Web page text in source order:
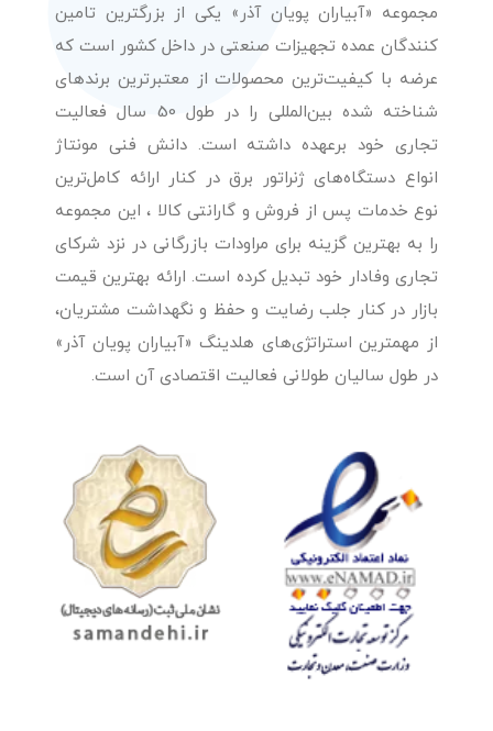
مجموعه «آبیاران پویان آذر» یکی از بزرگترین تامین
کنندگان عمده تجهیزات صنعتی در داخل کشور است که
عرضه با کیفیت‌ترین محصولات از معتبرترین برندهای
شناخته شده بین‌المللی را در طول 50 سال فعالیت
تجاری خود برعهده داشته است. دانش فنی مونتاژ
انواع دستگاه‌های ژنراتور برق در کنار ارائه کامل‌ترین
نوع خدمات پس از فروش و گارانتی کالا ، این مجموعه
را به بهترین گزینه برای مراودات بازرگانی در نزد شرکای
تجاری وفادار خود تبدیل کرده است. ارائه بهترین قیمت
بازار در کنار جلب رضایت و حفظ و نگهداشت مشتریان،
از مهمترین استراتژی‌های هلدینگ «آبیاران پویان آذر»
در طول سالیان طولانی فعالیت اقتصادی آن است.